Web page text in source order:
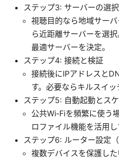
ステップ3: サーバーの選択
視聴目的なら地域サー
ら近距離サーバーを選
最適サーバーを決定。
ステップ4: 接続と検証
接続後にIPアドレスと
す。必要ならキルスイッ
ステップ5: 自動起動とス
公共Wi‑Fiを頻繁に使う
ロファイル機能を活用し
ステップ6: ルーター設定（
複数デバイスを保護し